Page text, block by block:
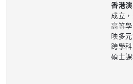
香港
成立
高等
映多
跨學
碩士